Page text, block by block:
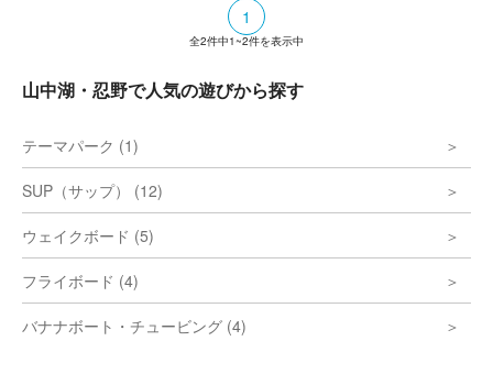
よりお待ちしております。
1
全2件中1~2件を表示中
山中湖・忍野で人気の遊びから探す
テーマパーク (1)
SUP（サップ） (12)
ウェイクボード (5)
フライボード (4)
バナナボート・チュービング (4)